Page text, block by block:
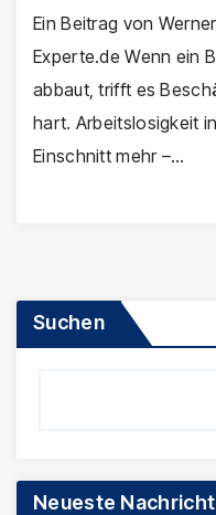
Ein Beitrag von
Experte.de Wenn ein
abbaut, trifft es
hart. Arbeitslosigkeit
Einschnitt mehr –…
Suchen
Neueste